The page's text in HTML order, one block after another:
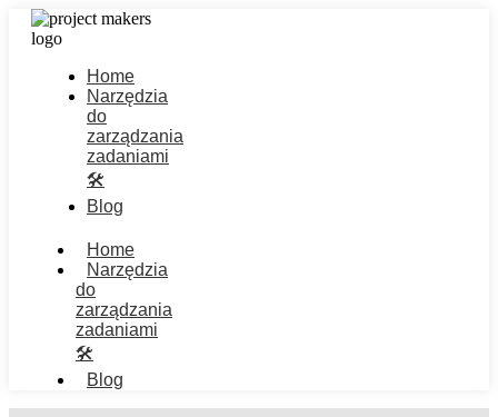
Home
Narzędzia
do
zarządzania
zadaniami
🛠️
Blog
Home
Narzędzia
do
zarządzania
zadaniami
🛠️
Blog